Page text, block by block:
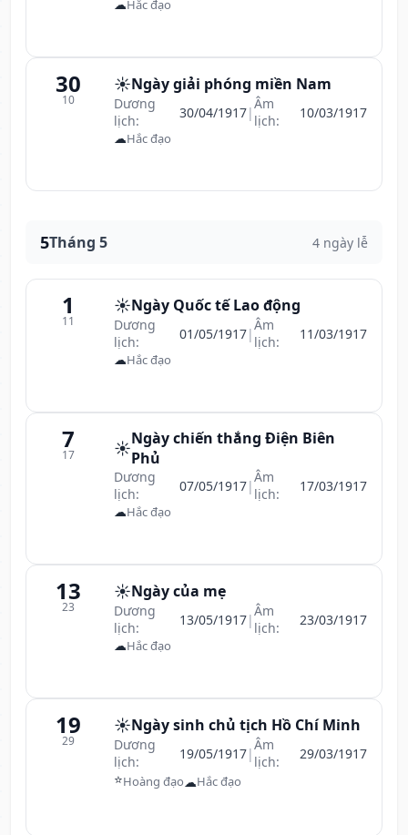
☁Hắc đạo
30
10
☀️Ngày giải phóng miền Nam
Dương
lịch:
30/04/1917|Âm
lịch:
10/03/1917
☁Hắc đạo
5Tháng 5 4 ngày lễ
1
11
☀️Ngày Quốc tế Lao động
Dương
lịch:
01/05/1917|Âm
lịch:
11/03/1917
☁Hắc đạo
7
17 ☀️Ngày chiến thắng Điện Biên
Phủ
Dương
lịch:
07/05/1917|Âm
lịch:
17/03/1917
☁Hắc đạo
13
23
☀️Ngày của mẹ
Dương
lịch:
13/05/1917|Âm
lịch:
23/03/1917
☁Hắc đạo
19
29
☀️Ngày sinh chủ tịch Hồ Chí Minh
Dương
lịch:
19/05/1917|Âm
lịch:
29/03/1917
⭐Hoàng đạo☁Hắc đạo